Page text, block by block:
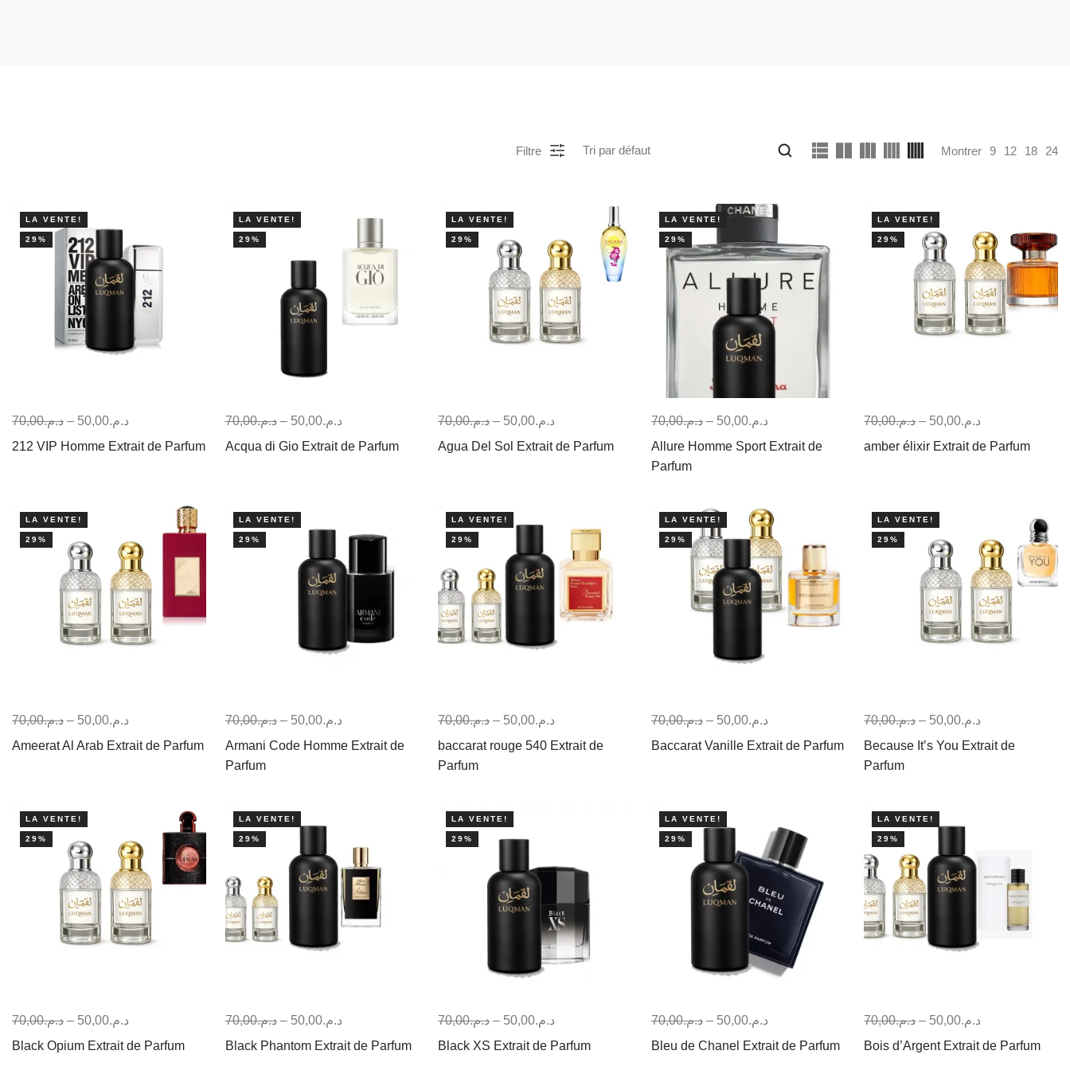
Filtre Montrer 9 12 18 24
LA VENTE!
29%
د.م.70,00 – د.م.50,00
212 VIP Homme Extrait de Parfum
LA VENTE!
29%
د.م.70,00 – د.م.50,00
Acqua di Gio Extrait de Parfum
LA VENTE!
29%
د.م.70,00 – د.م.50,00
Agua Del Sol Extrait de Parfum
LA VENTE!
29%
د.م.70,00 – د.م.50,00
Allure Homme Sport Extrait de
Parfum
LA VENTE!
29%
د.م.70,00 – د.م.50,00
amber élixir Extrait de Parfum
LA VENTE!
29%
د.م.70,00 – د.م.50,00
Ameerat Al Arab Extrait de Parfum
LA VENTE!
29%
د.م.70,00 – د.م.50,00
Armani Code Homme Extrait de
Parfum
LA VENTE!
29%
د.م.70,00 – د.م.50,00
baccarat rouge 540 Extrait de
Parfum
LA VENTE!
29%
د.م.70,00 – د.م.50,00
Baccarat Vanille Extrait de Parfum
LA VENTE!
29%
د.م.70,00 – د.م.50,00
Because It’s You Extrait de
Parfum
LA VENTE!
29%
د.م.70,00 – د.م.50,00
Black Opium Extrait de Parfum
LA VENTE!
29%
د.م.70,00 – د.م.50,00
Black Phantom Extrait de Parfum
LA VENTE!
29%
د.م.70,00 – د.م.50,00
Black XS Extrait de Parfum
LA VENTE!
29%
د.م.70,00 – د.م.50,00
Bleu de Chanel Extrait de Parfum
LA VENTE!
29%
د.م.70,00 – د.م.50,00
Bois d’Argent Extrait de Parfum